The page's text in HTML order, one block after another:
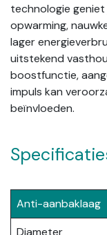
technologie
opwarming,
lager
uitstekend
boostfunctie,
impuls kan
beïnvloeden.
Anti-aanbaklaag
Diameter